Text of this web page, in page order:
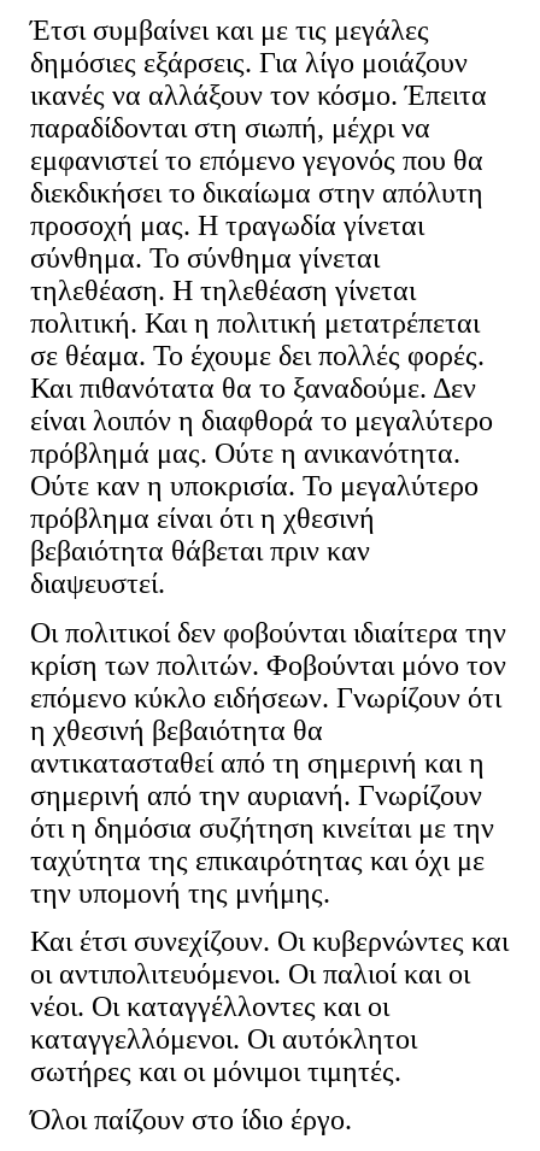
Έτσι συμβαίνει και με τις μεγάλες
δημόσιες εξάρσεις. Για λίγο μοιάζουν
ικανές να αλλάξουν τον κόσμο. Έπειτα
παραδίδονται στη σιωπή, μέχρι να
εμφανιστεί το επόμενο γεγονός που θα
διεκδικήσει το δικαίωμα στην απόλυτη
προσοχή μας. Η τραγωδία γίνεται
σύνθημα. Το σύνθημα γίνεται
τηλεθέαση. Η τηλεθέαση γίνεται
πολιτική. Και η πολιτική μετατρέπεται
σε θέαμα. Το έχουμε δει πολλές φορές.
Και πιθανότατα θα το ξαναδούμε. Δεν
είναι λοιπόν η διαφθορά το μεγαλύτερο
πρόβλημά μας. Ούτε η ανικανότητα.
Ούτε καν η υποκρισία. Το μεγαλύτερο
πρόβλημα είναι ότι η χθεσινή
βεβαιότητα θάβεται πριν καν
διαψευστεί.
Οι πολιτικοί δεν φοβούνται ιδιαίτερα την
κρίση των πολιτών. Φοβούνται μόνο τον
επόμενο κύκλο ειδήσεων. Γνωρίζουν ότι
η χθεσινή βεβαιότητα θα
αντικατασταθεί από τη σημερινή και η
σημερινή από την αυριανή. Γνωρίζουν
ότι η δημόσια συζήτηση κινείται με την
ταχύτητα της επικαιρότητας και όχι με
την υπομονή της μνήμης.
Και έτσι συνεχίζουν. Οι κυβερνώντες και
οι αντιπολιτευόμενοι. Οι παλιοί και οι
νέοι. Οι καταγγέλλοντες και οι
καταγγελλόμενοι. Οι αυτόκλητοι
σωτήρες και οι μόνιμοι τιμητές.
Όλοι παίζουν στο ίδιο έργο.